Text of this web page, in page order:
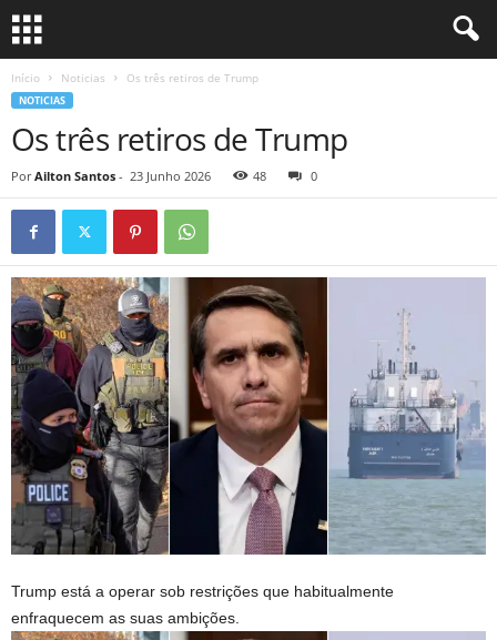
Início Noticias Os três retiros de Trump
NOTICIAS
Os três retiros de Trump
Por Ailton Santos - 23 Junho 2026 48 0
Trump está a operar sob restrições que habitualmente
enfraquecem as suas ambições.